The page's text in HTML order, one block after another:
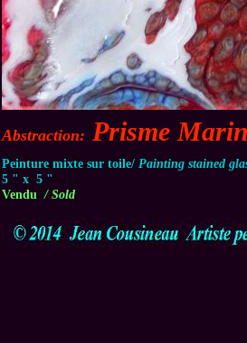
Abstraction: Prisme
Peinture mixte sur toile/ Painting stained
5 " x 5 "
Vendu/ Sold